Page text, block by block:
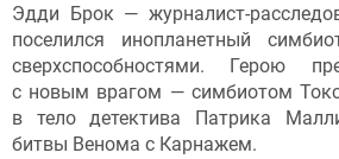
Эдди Брок — журналист-
поселился инопланетный
сверхспособностями. Герою
с новым врагом — симбиотом
в тело детектива Патрика
битвы Венома с Карнажем.